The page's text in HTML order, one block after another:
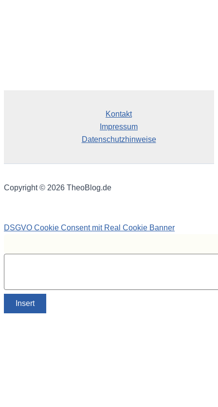
Kontakt
Impressum
Datenschutzhinweise
Copyright © 2026 TheoBlog.de
DSGVO Cookie Consent mit Real Cookie Banner
Insert